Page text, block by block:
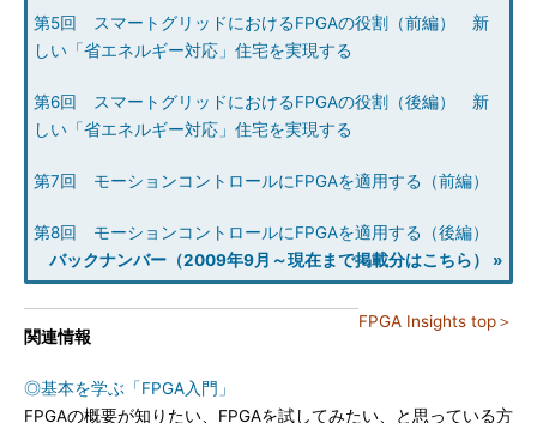
第5回 スマートグリッドにおけるFPGAの役割（前編） 新
しい「省エネルギー対応」住宅を実現する
第6回 スマートグリッドにおけるFPGAの役割（後編） 新
しい「省エネルギー対応」住宅を実現する
第7回 モーションコントロールにFPGAを適用する（前編）
第8回 モーションコントロールにFPGAを適用する（後編）
バックナンバー（2009年9月～現在まで掲載分はこちら） »
FPGA Insights top＞
関連情報
◎基本を学ぶ「FPGA入門」
FPGAの概要が知りたい、FPGAを試してみたい、と思っている方